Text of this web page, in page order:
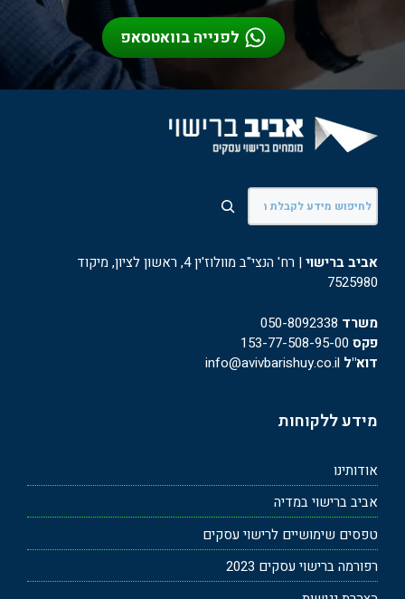
לפנייה בוואטסאפ
חיפוש
אביב ברישוי
| רח' הנצי"ב מוולוז'ין 4, ראשון לציון, מיקוד
7525980
משרד 050-8092338
פקס
דוא"ל
מידע ללקוחות
אודותינו
אביב ברישוי במדיה
טפסים שימושיים לרישוי עסקים
רפורמה ברישוי עסקים 2023